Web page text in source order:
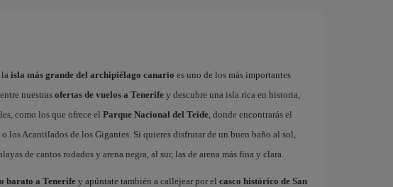
la isla más grande del archipiélago canario es uno de los más importantes
nuestras ofertas de vuelos a Tenerifey descubre una isla rica en historia,
como los que ofrece el Parque Nacional del Teide, donde encontrarás el
los Acantilados de los Gigantes. Si quieres disfrutar de un buen baño al sol,
de cantos rodados y arena negra, al sur, las de arena más fina y clara.
barato a Tenerifey apúntate también a callejear por el casco histórico de San